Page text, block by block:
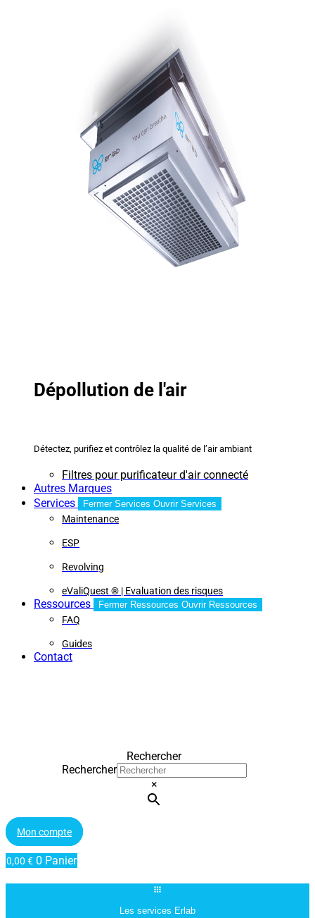
Dépollution de l'air
Détectez, purifiez et contrôlez la qualité de l’air ambiant
Filtres pour purificateur d'air connecté
Autres Marques
Services
Fermer Services Ouvrir Services
Maintenance
ESP
Revolving
eValiQuest ® | Evaluation des risques
Ressources Fermer Ressources Ouvrir Ressources
FAQ
Guides
Contact
Rechercher
Rechercher
×
Mon compte
0,00 € 0 Panier
Les services Erlab